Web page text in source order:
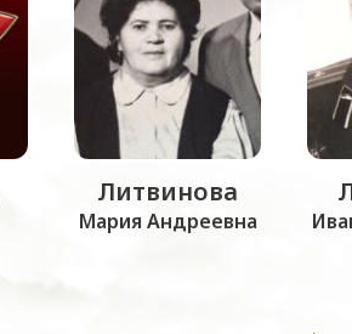
Литвинова
Мария Андреевна